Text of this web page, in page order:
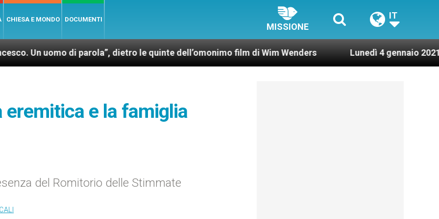
CHIESA E MONDO DOCUMENTI
MISSIONE
IT
di parola”, dietro le quinte dell’omonimo film di Wim Wenders Lunedì 4 gennaio 2021: Possesso
e la famiglia
del Romitorio delle Stimmate